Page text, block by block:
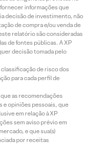
informações que
decisão de investimento, não
de compra e/ou venda de
relatório são consideradas
de fontes públicas. A XP
decisão tomada pelo
de risco dos
para cada perfil de
as recomendações
e opiniões pessoais, que
em relação à XP
sem aviso prévio em
e que sua(s)
por receitas